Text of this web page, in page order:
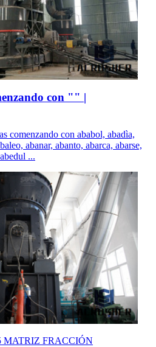
con "" |
comenzando con ababol, abadìa,
abanar, abanto, abarca, abarse,
...
MATRIZ FRACCIÓN